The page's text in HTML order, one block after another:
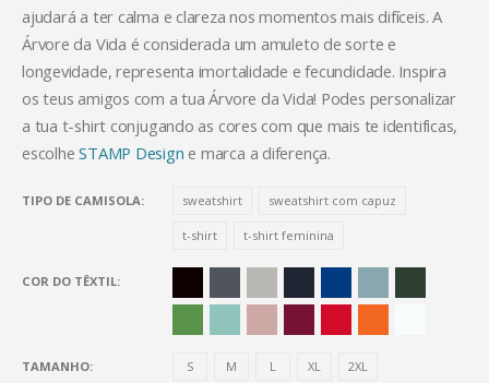
ajudará a ter calma e clareza nos momentos mais difíceis. A
Árvore da Vida é considerada um amuleto de sorte e
longevidade, representa imortalidade e fecundidade. Inspira
os teus amigos com a tua Árvore da Vida! Podes personalizar
a tua t-shirt conjugando as cores com que mais te identificas,
escolheSTAMP Design e marca a diferença.
TIPO DE CAMISOLA sweatshirt sweatshirt com capuz
t-shirt t-shirt feminina
COR DO TÊXTIL
TAMANHO S M L XL 2XL